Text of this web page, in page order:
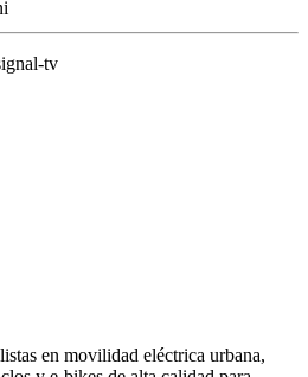
tv
en movilidad eléctrica urbana,